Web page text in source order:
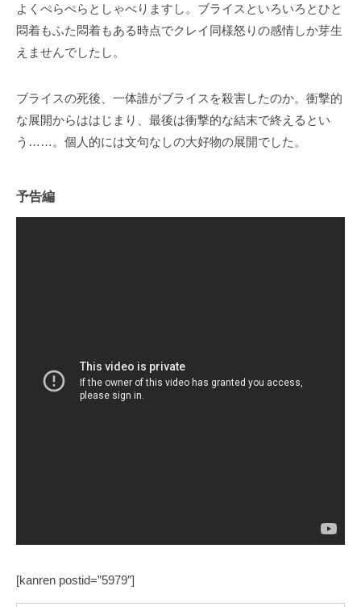
よくぺらぺらとしゃべりますし。ブライスといろいろとひと
悶着もふた悶着もある時点でクレイ同様怒りの感情しか芽生
えませんでしたし。
ブライスの死後、一体誰がブライスを殺害したのか。衝撃的
な展開からははじまり、最後は衝撃的な結末で終えるとい
う……。個人的には文句なしの大好物の展開でした。
予告編
[kanren postid=”5979″]